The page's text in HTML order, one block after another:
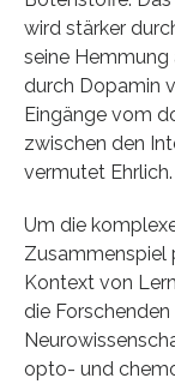
wird stärker
seine Hemmung
durch Dopamin
Eingänge vom
zwischen den
vermutet Ehrlich.
Um die
Zusammenspiel
Kontext von
die
opto- und